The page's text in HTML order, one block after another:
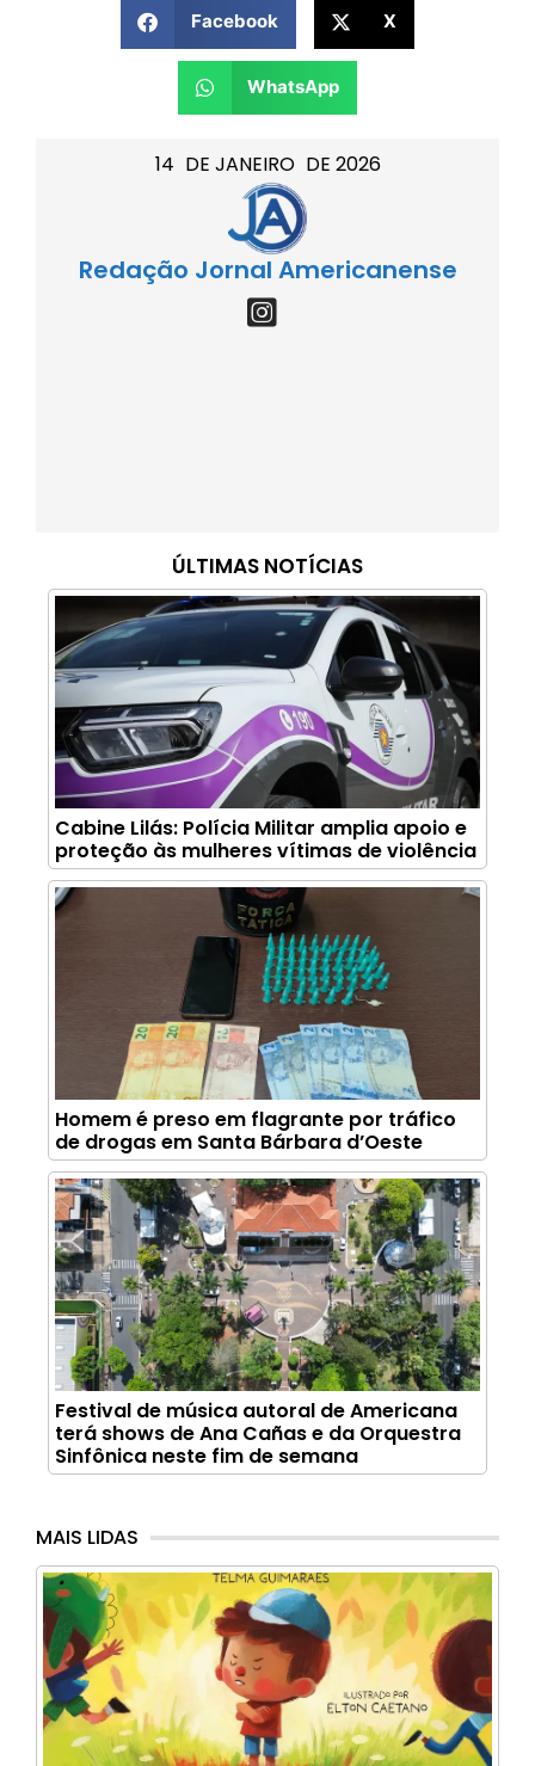
14 DE JANEIRO DE 2026
Redação Jornal Americanense
ÚLTIMAS NOTÍCIAS
Cabine Lilás: Polícia Militar amplia apoio e
proteção às mulheres vítimas de violência
Homem é preso em flagrante por tráfico
de drogas em Santa Bárbara d’Oeste
Festival de música autoral de Americana
terá shows de Ana Cañas e da Orquestra
Sinfônica neste fim de semana
Facebook X
WhatsApp
MAIS LIDAS